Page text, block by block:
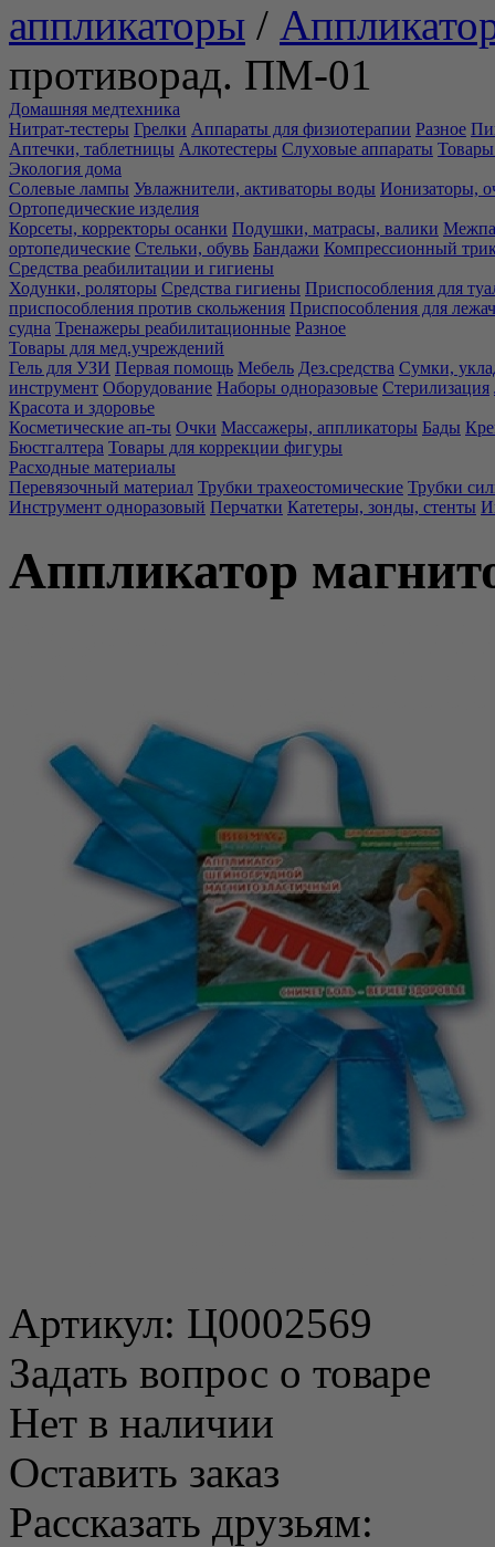
аппликаторы /
противорад. ПМ-01
Домашняя медтехника
Нитрат-тестеры Грелки Аппараты для физиотерапии Разное
Аптечки, таблетницы Алкотестеры Слуховые аппараты Товары
Экология дома
Солевые лампы Увлажнители, активаторы воды Ионизаторы,
Ортопедические изделия
Корсеты, корректоры осанки Подушки, матрасы, валики
ортопедические Стельки, обувь Бандажи Компрессионный
Средства реабилитации и гигиены
Ходунки, роляторы Средства гигиены Приспособления для
приспособления против скольжения Приспособления для
судна Тренажеры реабилитационные Разное
Товары для мед.учреждений
Гель для УЗИ Первая помощь Мебель Дез.средства Сумки,
инструмент Оборудование Наборы одноразовые Стерилизация
Красота и здоровье
Косметические ап-ты Очки Массажеры, аппликаторы Бады
Бюстгалтера Товары для коррекции фигуры
Расходные материалы
Перевязочный материал Трубки трахеостомические Трубки
Инструмент одноразовый Перчатки Катетеры, зонды, стенты
Аппликатор
Артикул: Ц0002569
Задать вопрос о товаре
Нет в наличии
Оставить заказ
Рассказать друзьям: